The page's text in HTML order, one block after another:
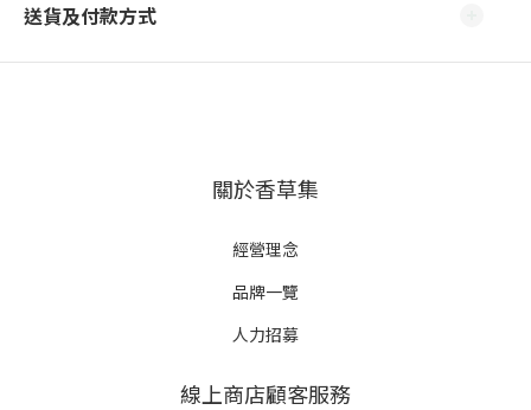
送貨及付款方式
關於香草集
經營理念
品牌一覽
人力招募
線上商店顧客服務